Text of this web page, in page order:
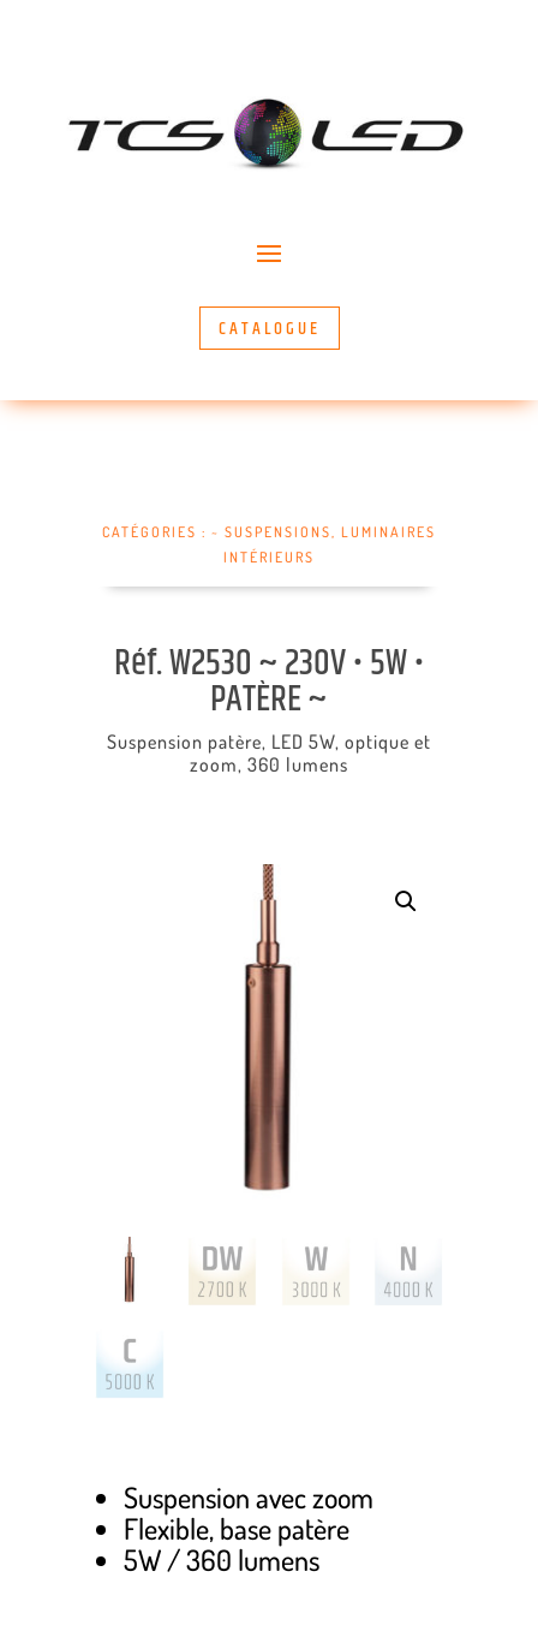
CATALOGUE
CATÉGORIES : ~ SUSPENSIONS, LUMINAIRES
INTÉRIEURS
Réf. W2530 ~ 230V • 5W •
PATÈRE ~
Suspension patère, LED 5W, optique et
zoom, 360 lumens
Suspension avec zoom
Flexible, base patère
5W / 360 lumens